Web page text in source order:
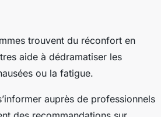
trouvent du réconfort en
aide à dédramatiser les
ou la fatigue.
auprès de professionnels